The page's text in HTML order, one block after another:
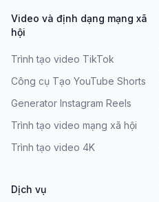
Video và định dạng mạng xã
hội
Trình tạo video TikTok
Công cụ Tạo YouTube Shorts
Generator Instagram Reels
Trình tạo video mạng xã hội
Trình tạo video 4K
Dịch vụ